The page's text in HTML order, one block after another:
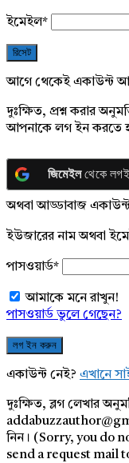
ইমেইল*
আগে থেকেই একাউন্ট
দুঃক্ষিত, প্রশ্ন করার
আপনাকে লগ ইন করতে
জিমেইলথেকে
অথবা আড্ডাবাজ
ইউজারের নাম অথবা
পাসওয়ার্ড*
আমাকে মনে রাখুন!
পাসওয়ার্ড ভুলে গেছেন?
একাউন্ট নেই? এখানে
দুঃক্ষিত, ব্লগ লেখার
নিন। (Sorry, you do
send a request mail